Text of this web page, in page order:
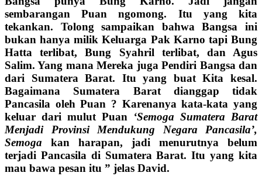
sembarangan Puan ngomong. Itu yang kita
tekankan. Tolong sampaikan bahwa Bangsa ini
bukan hanya milik Keluarga Pak Karno tapi Bung
Hatta terlibat, Bung Syahril terlibat, dan Agus
Salim. Yang mana Mereka juga Pendiri Bangsa dan
dari Sumatera Barat. Itu yang buat Kita kesal.
Bagaimana Sumatera Barat dianggap tidak
Pancasila oleh Puan ? Karenanya kata-kata yang
keluar dari mulut Puan ‘Semoga Sumatera Barat
Menjadi Provinsi Mendukung Negara Pancasila’,
Semoga kan harapan, jadi menurutnya belum
terjadi Pancasila di Sumatera Barat. Itu yang kita
mau bawa pesan itu ” jelas David.